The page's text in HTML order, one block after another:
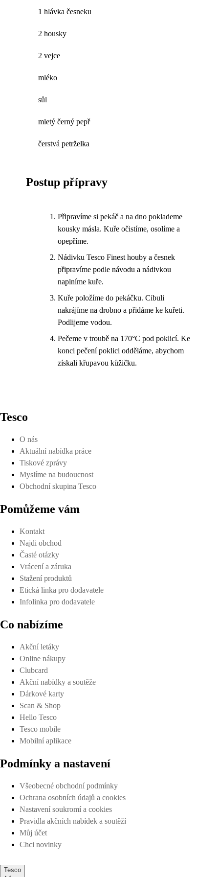
1 hlávka česneku
2 housky
2 vejce
mléko
sůl
mletý černý pepř
čerstvá petrželka
Postup přípravy
Připravíme si pekáč a na dno poklademe
kousky másla. Kuře očistíme, osolíme a
opepříme.
Nádivku Tesco Finest houby a česnek
připravíme podle návodu a nádivkou
naplníme kuře.
Kuře položíme do pekáčku. Cibuli
nakrájíme na drobno a přidáme ke kuřeti.
Podlijeme vodou.
Pečeme v troubě na 170°C pod poklicí. Ke
konci pečení poklici odděláme, abychom
získali křupavou kůžičku.
Tesco
O nás
Aktuální nabídka práce
Tiskové zprávy
Myslíme na budoucnost
Obchodní skupina Tesco
Pomůžeme vám
Kontakt
Najdi obchod
Časté otázky
Vrácení a záruka
Stažení produktů
Etická linka pro dodavatele
Infolinka pro dodavatele
Co nabízíme
Akční letáky
Online nákupy
Clubcard
Akční nabídky a soutěže
Dárkové karty
Scan & Shop
Hello Tesco
Tesco mobile
Mobilní aplikace
Podmínky a nastavení
Všeobecné obchodní podmínky
Ochrana osobních údajů a cookies
Nastavení soukromí a cookies
Pravidla akčních nabídek a soutěží
Můj účet
Chci novinky
Tesco